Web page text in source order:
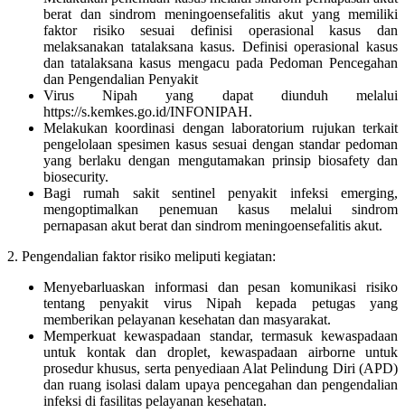
berat dan sindrom meningoensefalitis akut yang memiliki
faktor risiko sesuai definisi operasional kasus dan
melaksanakan tatalaksana kasus. Definisi operasional kasus
dan tatalaksana kasus mengacu pada Pedoman Pencegahan
dan Pengendalian Penyakit
Virus Nipah yang dapat diunduh melalui
https://s.kemkes.go.id/INFONIPAH.
Melakukan koordinasi dengan laboratorium rujukan terkait
pengelolaan spesimen kasus sesuai dengan standar pedoman
yang berlaku dengan mengutamakan prinsip biosafety dan
biosecurity.
Bagi rumah sakit sentinel penyakit infeksi emerging,
mengoptimalkan penemuan kasus melalui sindrom
pernapasan akut berat dan sindrom meningoensefalitis akut.
2. Pengendalian faktor risiko meliputi kegiatan:
Menyebarluaskan informasi dan pesan komunikasi risiko
tentang penyakit virus Nipah kepada petugas yang
memberikan pelayanan kesehatan dan masyarakat.
Memperkuat kewaspadaan standar, termasuk kewaspadaan
untuk kontak dan droplet, kewaspadaan airborne untuk
prosedur khusus, serta penyediaan Alat Pelindung Diri (APD)
dan ruang isolasi dalam upaya pencegahan dan pengendalian
infeksi di fasilitas pelayanan kesehatan.